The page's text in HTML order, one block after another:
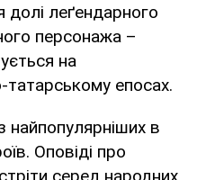
долі леґендарного
персонажа –
на
татарському епосах.
найпопулярніших в
Оповіді про
серед народних